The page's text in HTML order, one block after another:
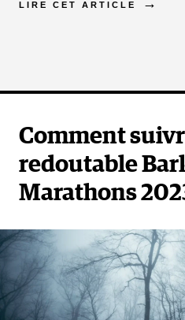
LIRE CET ARTICLE
Comment
redoutable
Marathons